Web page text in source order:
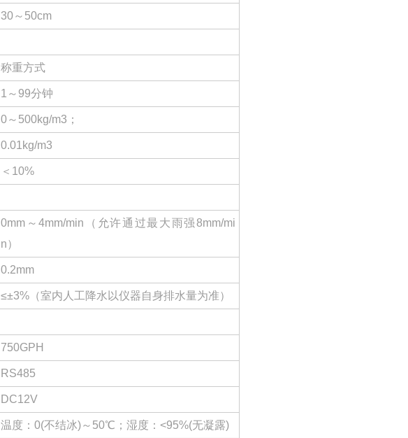
30～50cm
称重方式
1～99分钟
0～500kg/m3；
0.01kg/m3
＜10%
0mm～4mm/min（允许通过最大雨强8mm/mi
n）
0.2mm
≤±3%（室内人工降水以仪器自身排水量为准）
750GPH
RS485
DC12V
温度：0(不结冰)～50℃；湿度：<95%(无凝露)